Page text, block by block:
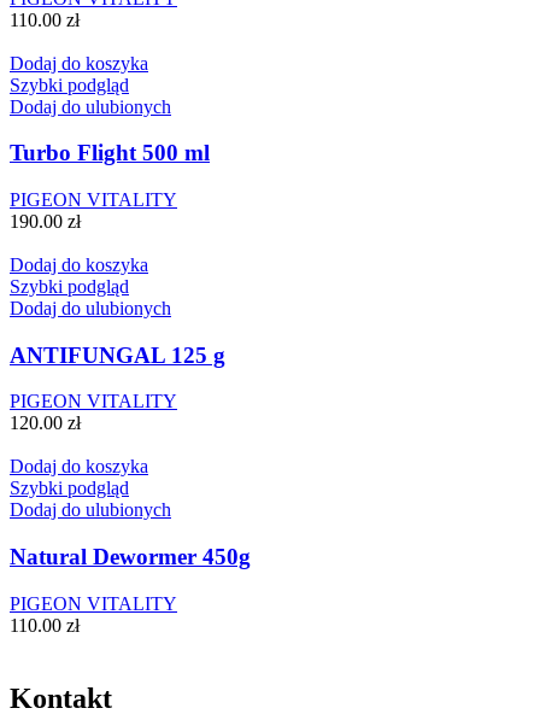
110.00 zł
Dodaj do koszyka
Szybki podgląd
Dodaj do ulubionych
Turbo Flight 500 ml
PIGEON VITALITY
190.00 zł
Dodaj do koszyka
Szybki podgląd
Dodaj do ulubionych
ANTIFUNGAL 125 g
PIGEON VITALITY
120.00 zł
Dodaj do koszyka
Szybki podgląd
Dodaj do ulubionych
Natural Dewormer 450g
PIGEON VITALITY
110.00 zł
Kontakt